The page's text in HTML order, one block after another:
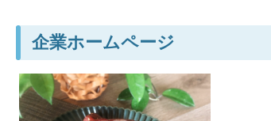
企業ホームページ